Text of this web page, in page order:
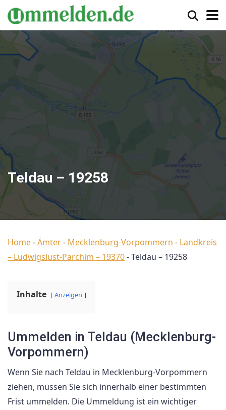
Teldau – 19258
Home-Ämter- Mecklenburg-Vorpommern - Landkreis
– Ludwigslust-Parchim – 19370-Teldau – 19258
Inhalte Anzeigen
Ummelden in Teldau (Mecklenburg-
Vorpommern)
Wenn Sie nach Teldau in Mecklenburg-Vorpommern
ziehen, müssen Sie sich innerhalb einer bestimmten
Frist ummelden. Die Ummeldung ist ein wichtiger